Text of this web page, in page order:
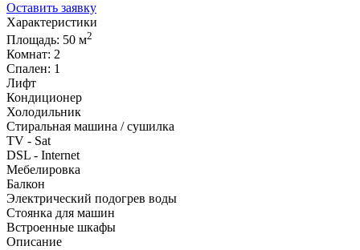
Оставить заявку
Характеристики
Площадь: 50 м2
Комнат: 2
Спален: 1
Лифт
Кондиционер
Холодильник
Стиральная машина / сушилка
TV - Sat
DSL - Internet
Мебелировка
Балкон
Электрический подогрев воды
Стоянка для машин
Встроенные шкафы
Описание